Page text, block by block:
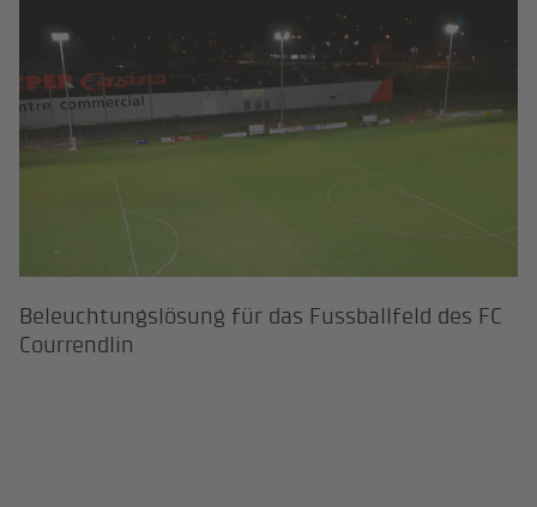
Beleuchtungslösung für das
Beleuchtungslösung für das Fussballfeld des FC
Courrendlin